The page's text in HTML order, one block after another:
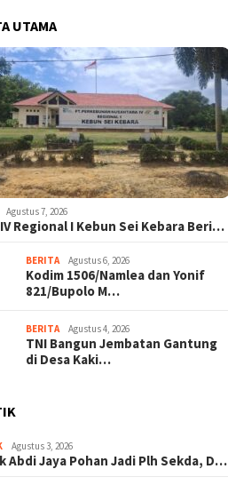
UTAMA
Agustus 7, 2026
Regional I Kebun Sei Kebara Beri…
BERITA Agustus 6, 2026
Kodim 1506/Namlea dan Yonif
821/Bupolo M…
BERITA Agustus 4, 2026
TNI Bangun Jembatan Gantung
di Desa Kaki…
Agustus 3, 2026
Abdi Jaya Pohan Jadi Plh Sekda, D…